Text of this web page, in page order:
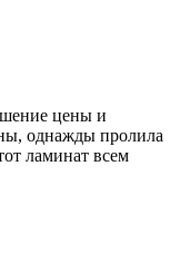
цены и
однажды пролила
ламинат всем